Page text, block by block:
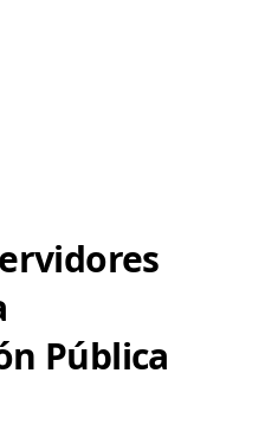
Pública